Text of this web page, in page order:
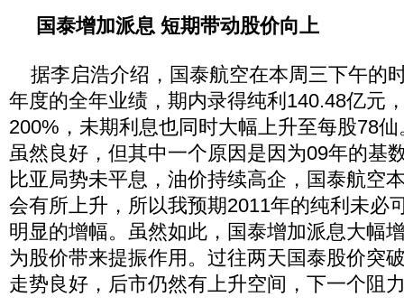
国泰增加派息 短期带动股价向上
据李启浩介绍，国泰航空在本周三下午的
年度的全年业绩，期内录得纯利140.48亿元
200%，未期利息也同时大幅上升至每股78
虽然良好，但其中一个原因是因为09年的基
比亚局势未平息，油价持续高企，国泰航空
会有所上升，所以我预期2011年的纯利未必
明显的增幅。虽然如此，国泰增加派息大幅
为股价带来提振作用。过往两天国泰股价突
走势良好，后市仍然有上升空间，下一个阻